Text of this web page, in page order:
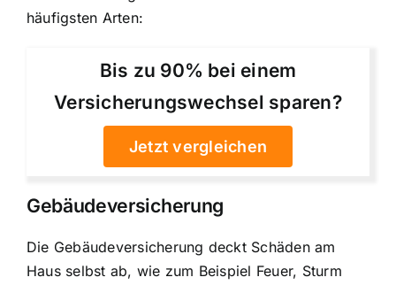
häufigsten Arten:
Bis zu 90% bei einem
Versicherungswechsel sparen?
Jetzt vergleichen
Gebäudeversicherung
Die Gebäudeversicherung deckt Schäden am
Haus selbst ab, wie zum Beispiel Feuer, Sturm